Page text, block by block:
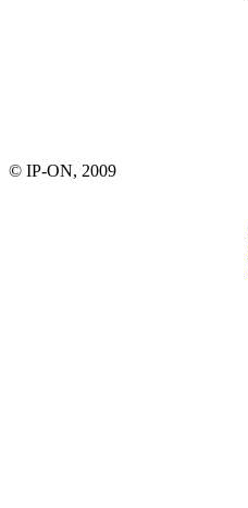
© IP-ON, 2009